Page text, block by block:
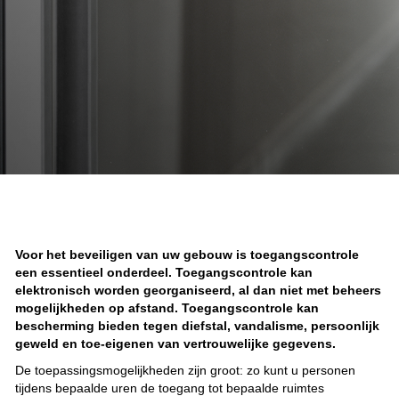
Voor het beveiligen van uw gebouw is toegangscontrole
een essentieel onderdeel. Toegangscontrole kan
elektronisch worden georganiseerd, al dan niet met beheers
mogelijkheden op afstand. Toegangscontrole kan
bescherming bieden tegen diefstal, vandalisme, persoonlijk
geweld en toe-eigenen van vertrouwelijke gegevens.
De toepassingsmogelijkheden zijn groot: zo kunt u personen
tijdens bepaalde uren de toegang tot bepaalde ruimtes